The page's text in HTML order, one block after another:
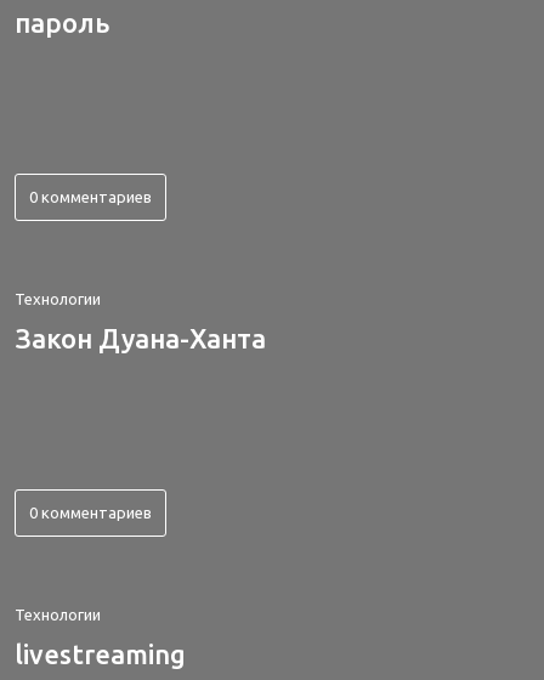
пароль
0 комментариев
Технологии
Закон Дуана-Ханта
0 комментариев
Технологии
livestreaming